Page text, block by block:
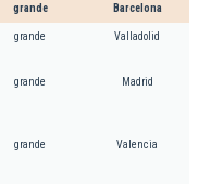
grande Barcelona
grande Valladolid
grande Madrid
grande Valencia